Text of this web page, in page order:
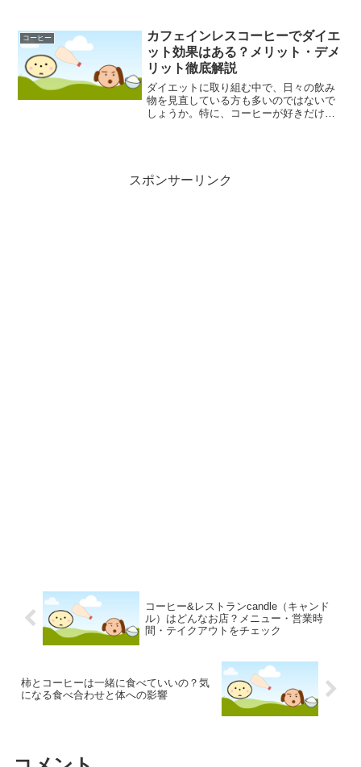
していることがあります。これらの汚れ
は見た目が良くないだけで...
コーヒー
カフェインレスコーヒーでダイエ
ット効果はある？メリット・デメ
リット徹底解説
ダイエットに取り組む中で、日々の飲み
物を見直している方も多いのではないで
しょうか。特に、コーヒーが好きだけれ
スポンサーリンク
コーヒー&レストランcandle（キャンド
ル）はどんなお店？メニュー・営業時
間・テイクアウトをチェック
柿とコーヒーは一緒に食べていいの？気
になる食べ合わせと体への影響